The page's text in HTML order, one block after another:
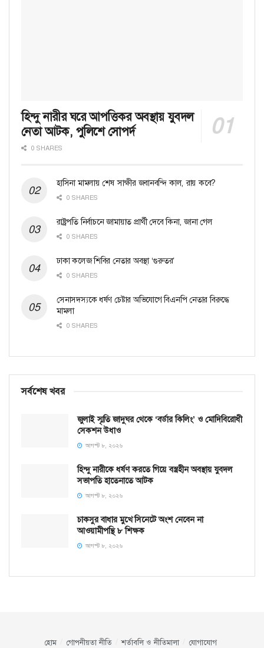
হিন্দু নারীর ঘরে আপত্তিকর অবস্থায় যুবদল
নেতা আটক, পুলিশে সোপর্দ
0 SHARES
হাসিনা মামলায় শেষ সাক্ষীর জবানবন্দি কাল, রায় কবে?
0 SHARES
রাষ্ট্রপতি নির্বাচনে জামায়াত প্রার্থী দেবে কিনা, জানা গেল
0 SHARES
ঢাকা কলেজ শিবির নেতার অবস্থা ‘গুরুতর’
0 SHARES
সেনাসদস্যকে ধর্ষণ চেষ্টার অভিযোগে বিএনপি নেতার বিরুদ্ধে
মামলা
0 SHARES
সর্বশেষ খবর
জুলাই স্মৃতি জাদুঘর থেকে ‘বর্ডার কিলিং’ ও মোদিবিরোধী
সেকশন উধাও
আগস্ট ৮, ২০২৬
হিন্দু নারীকে ধর্ষণ করতে গিয়ে বস্ত্রহীন অবস্থায় যুবদল
সভাপতি হাতেনাতে আটক
আগস্ট ৮, ২০২৬
চাকসুর বাধার মুখে সিনেটে অংশ নেবেন না
আওয়ামীপন্থি ৮ শিক্ষক
আগস্ট ৮, ২০২৬
হোম গোপনীয়তা নীতি শর্তাবলি ও নীতিমালা যোগাযোগ